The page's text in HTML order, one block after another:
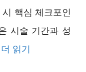
핵심 체크포인
시술 기간과 성
더 읽기